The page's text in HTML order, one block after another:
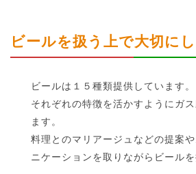
ビールを扱う上で大切に
ビールは１５種類提供しています。
それぞれの特徴を活かすようにガ
ます。
料理とのマリアージュなどの提案
ニケーションを取りながらビールを